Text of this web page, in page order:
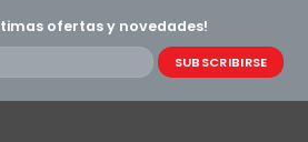
ofertas y novedades!